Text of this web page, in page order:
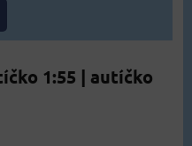
1:55 | autíčko